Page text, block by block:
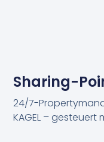
Sharing-
24/7-
KAGEL – gesteuert